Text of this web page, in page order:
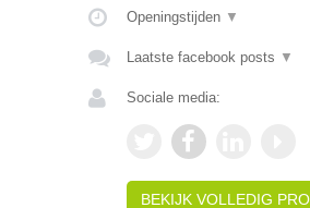
Openingstijden ▼
Laatste facebook posts ▼
Sociale media:
BEKIJK VOLLEDIG